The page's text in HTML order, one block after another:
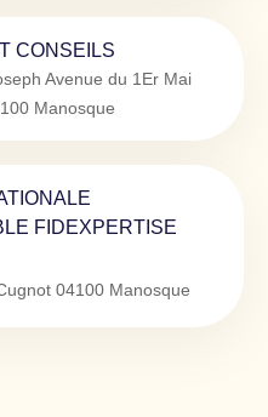
CONSEILS
Avenue du 1Er Mai
Manosque
FIDEXPERTISE
04100 Manosque